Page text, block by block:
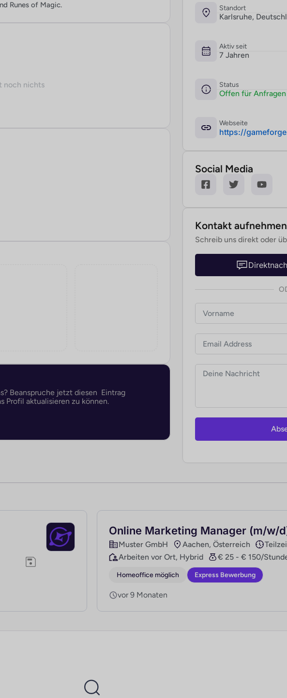
Runes of Magic.
noch nichts
Beanspruche jetzt diesen Eintrag
Profil aktualisieren zu können.
Standort
Karlsruhe,
Aktiv seit
7 Jahren
Status
Offen für Anfragen
Webseite
­https://
Social Media
Kontakt aufnehmen
Schreib uns direkt oder
Online Marketing Manager (m/w/
Muster GmbH Aachen, Österreich
Arbeiten vor Ort, Hybrid
€ 25 - € 150/
Homeoffice möglich Express Bewerbung
vor 9 Monaten